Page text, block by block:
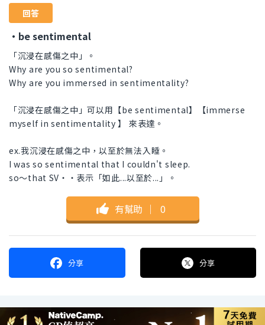
回答
・be sentimental
「沉浸在感傷之中」。
Why are you so sentimental?
Why are you immersed in sentimentality?
「沉浸在感傷之中」可以用【be sentimental】【immerse
myself in sentimentality 】 來表達。
ex.我沉浸在感傷之中，以至於無法入睡。
I was so sentimental that I couldn't sleep.
so～that SV・・表示「如此...以至於...」。
有幫助 ｜ 0
分享 分享